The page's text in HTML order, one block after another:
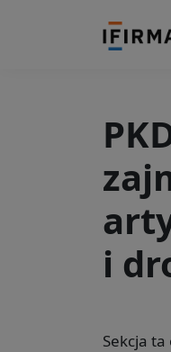
i
Sekcja